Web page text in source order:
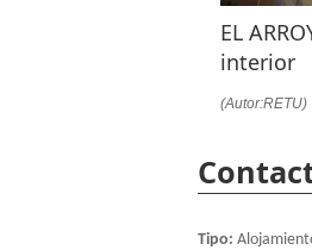
EL
interior
(Autor:RETU)
Tipo: